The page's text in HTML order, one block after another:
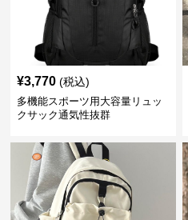
¥3,770 (税込)
多機能スポーツ用大容量リュッ
クサック通気性抜群